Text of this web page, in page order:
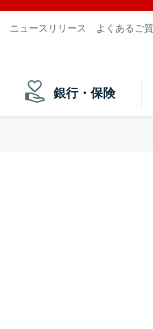
ニュースリリース よくあるご
銀行・保険